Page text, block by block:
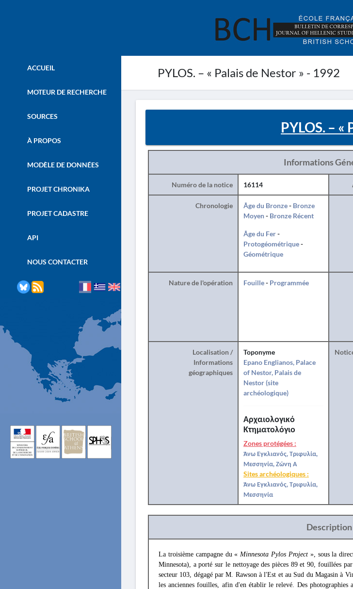
PYLOS. – « Palais de Nestor » - 1992
ACCUEIL
MOTEUR DE RECHERCHE
SOURCES
À PROPOS
MODÈLE DE DONNÉES
PROJET CHRONIKA
PROJET CADASTRE
API
NOUS CONTACTER
PYLOS. – «
Informations
Numéro de la notice 16114
Chronologie Âge du Bronze- Bronze
Moyen- Bronze Récent
Âge du Fer-
Protogéométrique-
Géométrique
Nature de l'opération Fouille- Programmée
Localisation /
Informations
géographiques
Toponyme
Epano Englianos, Palace
of Nestor, Palais de
Nestor (site
archéologique)
Αρχαιολογικό
Κτηματολόγιο
Zones protégées :
Άνω Εγκλιανός, Τριφυλία,
Μεσσηνία, Ζώνη Α
Sites archéologiques :
Άνω Εγκλιανός, Τριφυλία,
Μεσσηνία
Description
La troisième campagne du «Minnesota Pylos Project », sous la
Minnesota), a porté sur le nettoyage des pièces 89 et 90, fouillées
secteur 103, dégagé par M. Rawson à l'Est et au Sud du Magasin à
les anciennes fouilles, afin d'en établir le relevé. Des photographies